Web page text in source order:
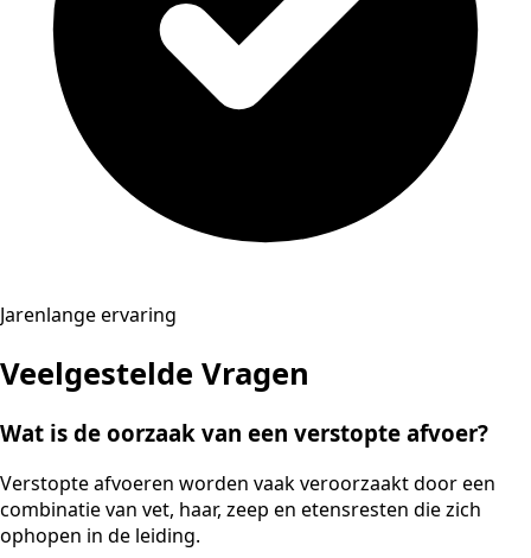
Jarenlange ervaring
Veelgestelde Vragen
Wat is de oorzaak van een verstopte afvoer?
Verstopte afvoeren worden vaak veroorzaakt door een
combinatie van vet, haar, zeep en etensresten die zich
ophopen in de leiding.